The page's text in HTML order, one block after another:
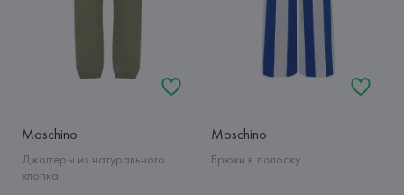
Moschino
Джоггеры из натурального
хлопка
Moschino
Брюки в полоску